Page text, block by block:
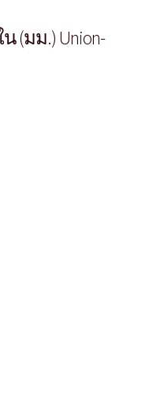
(มม.) Union-